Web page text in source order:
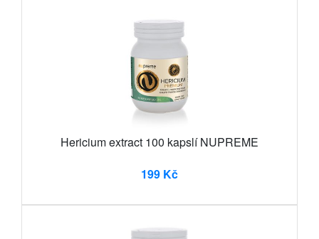
Hericium extract 100 kapslí NUPREME
199 Kč